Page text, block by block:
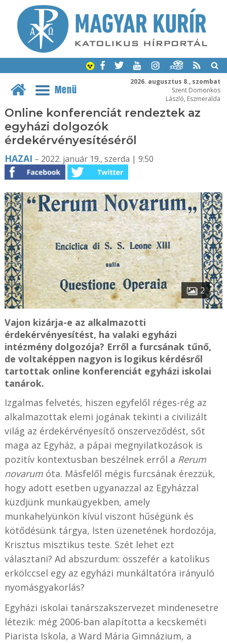
2026. augusztus 8., szombat
Szent Domonkos
László, Eszmeralda
Menü
Online konferenciát rendeztek az
egyházi dolgozók
érdekérvényesítéséről
HAZAI – 2022. január 19., szerda | 9:50
2
Vajon kizárja-e az alkalmazotti
érdekérvényesítést, ha valaki egyházi
intézmény dolgozója? Erről a furcsának tűnő,
de voltaképpen nagyon is logikus kérdésről
tartottak online konferenciát egyházi iskolai
tanárok.
Izgalmas felvetés, hiszen egyfelől réges-rég az
alkalmazottak elemi jogának tekinti a civilizált
világ az érdekérvényesítő önszerveződést, sőt
maga az Egyház, a pápai megnyilatkozások is
pozitív kontextusban beszélnek erről a Rerum
novarumóta. Másfelől mégis furcsának érezzük,
hogy adott esetben ugyanazzal az Egyházzal
küzdjünk munkaügyekben, amely
munkahelyünkön kívül viszont hűségünk és
kötődésünk tárgya, Isten üzenetének hordozója,
Krisztus misztikus teste. Szét lehet ezt
választani? Ad abszurdum: összefér a katolikus
erkölccsel egy az egyházi munkáltatóra irányuló
nyomásgyakorlás?
Egyházi iskolai tanárszakszervezet mindenesetre
létezik: még 2006-ban alapította a kecskeméti
Piarista Iskola, a Ward Mária Gimnázium, a